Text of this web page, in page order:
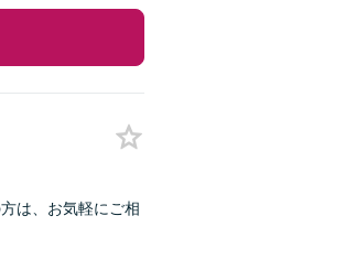
は、お気軽にご相